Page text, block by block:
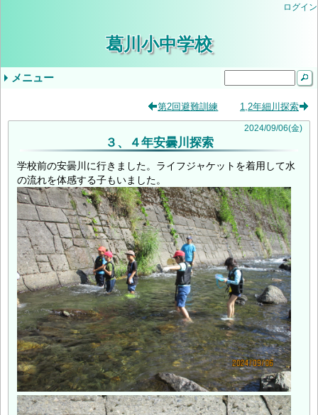
ログイン
葛川小中学校
メニュー
学校生活
いじめ防止基本方針（中学校）
年間行事予定
令和8年度年間行事予定
気象警報発表時/災害発生時の臨時休業等の判
9月5日（金）の授業について
学校評価
令和6年度学校評価
令和7年度学校評価
当サイトについて
入学を希望されるみなさま
学校公開の実施について（ご案内）
教育しが
第２回学校公開日（R9入学希望者向）
交通安全教室
逃走歩中
プール学習
すくすく算数
志賀お話の会
小学３・４年やまのこ学習・中学1年ふるさと
すくすく算数
創立記念授業
紅葉祭
小学校 (30)
中学校 (98)
葛川小中日記 (94)
年間計画 (2)
いじめ防止基本方針 (1)
地域 (7)
PTA (3)
お知らせ (7)
入学式 (3)
給食 (2)
(none) (157)
第2回避難訓練 1,2年細川探索
2024/09/06(金)
３、４年安曇川探索
学校前の安曇川に行きました。ライフジャケットを着用して水
の流れを体感する子もいました。